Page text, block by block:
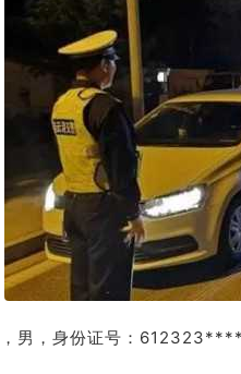
，男，身份证号：